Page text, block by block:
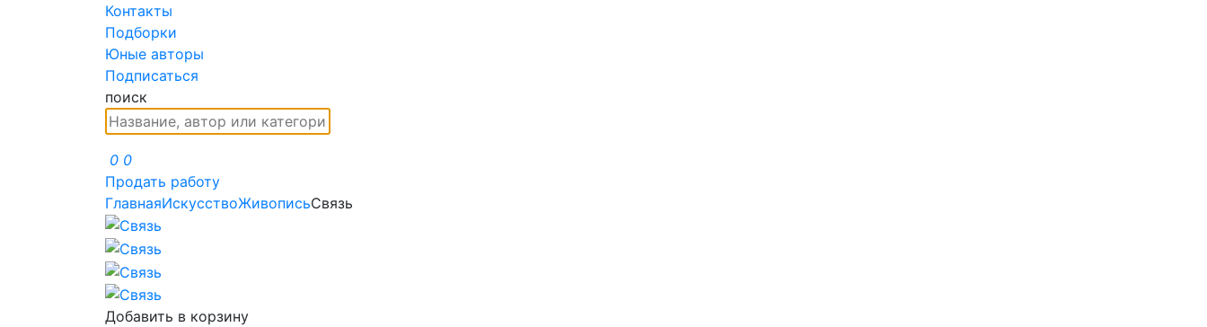
Контакты
Подборки
Юные авторы
Подписаться
поиск
0 0
Продать работу
ГлавнаяИскусствоЖивописьСвязь
Добавить в корзину